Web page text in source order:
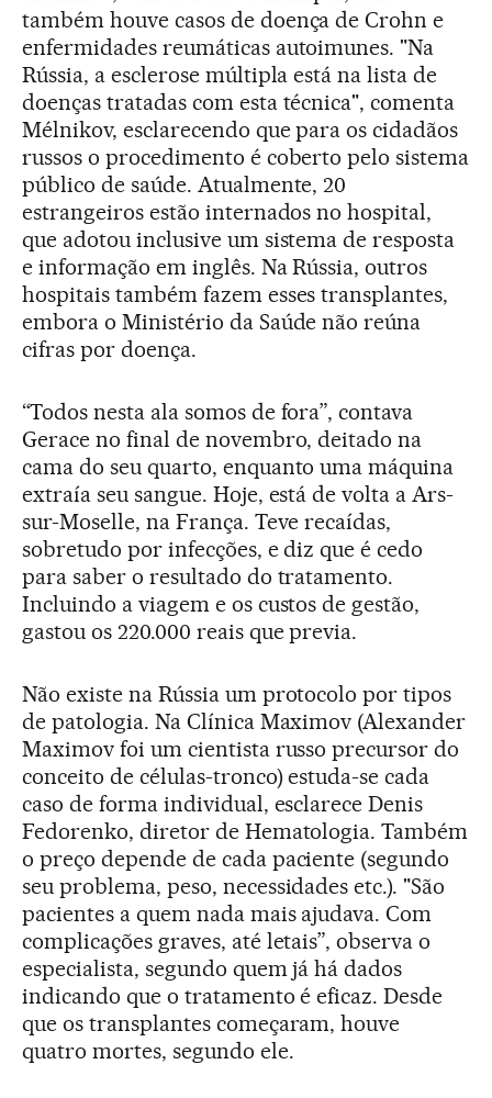
também houve casos de doença de Crohn e
enfermidades reumáticas autoimunes. "Na
Rússia, a esclerose múltipla está na lista de
doenças tratadas com esta técnica", comenta
Mélnikov, esclarecendo que para os cidadãos
russos o procedimento é coberto pelo sistema
público de saúde. Atualmente, 20
estrangeiros estão internados no hospital,
que adotou inclusive um sistema de resposta
e informação em inglês. Na Rússia, outros
hospitais também fazem esses transplantes,
embora o Ministério da Saúde não reúna
cifras por doença.
“Todos nesta ala somos de fora”, contava
Gerace no final de novembro, deitado na
cama do seu quarto, enquanto uma máquina
extraía seu sangue. Hoje, está de volta a Ars-
sur-Moselle, na França. Teve recaídas,
sobretudo por infecções, e diz que é cedo
para saber o resultado do tratamento.
Incluindo a viagem e os custos de gestão,
gastou os 220.000 reais que previa.
Não existe na Rússia um protocolo por tipos
de patologia. Na Clínica Maximov (Alexander
Maximov foi um cientista russo precursor do
conceito de células-tronco) estuda-se cada
caso de forma individual, esclarece Denis
Fedorenko, diretor de Hematologia. Também
o preço depende de cada paciente (segundo
seu problema, peso, necessidades etc.). "São
pacientes a quem nada mais ajudava. Com
complicações graves, até letais”, observa o
especialista, segundo quem já há dados
indicando que o tratamento é eficaz. Desde
que os transplantes começaram, houve
quatro mortes, segundo ele.